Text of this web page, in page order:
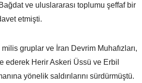
ve uluslararası toplumu şeffaf bir
etmişti.
milis gruplar ve İran Devrim Muhafızları,
ederek Herir Askeri Üssü ve Erbil
yönelik saldırılarını sürdürmüştü.